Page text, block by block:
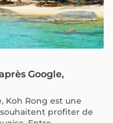
Google,
Koh Rong est une
profiter de